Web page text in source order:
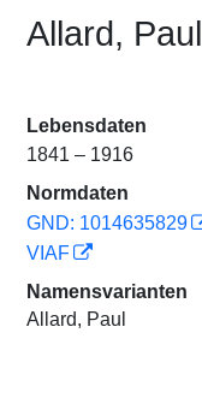
Allard, Paul
Lebensdaten
1841 – 1916
Normdaten
GND: 1014635829
VIAF
Namensvarianten
Allard, Paul